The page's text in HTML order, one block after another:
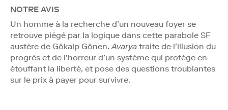
NOTRE AVIS
Un homme à la recherche d’un nouveau foyer se
retrouve piégé par la logique dans cette parabole SF
austère de Gökalp Gönen.Avarya traite de l’illusion du
progrès et de l’horreur d’un système qui protège en
étouffant la liberté, et pose des questions troublantes
sur le prix à payer pour survivre.